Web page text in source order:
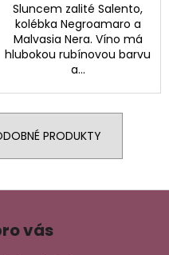
Sluncem zalité Salento,
kolébka Negroamaro a
Malvasia Nera. Víno má
hlubokou rubínovou barvu
a...
PRODUKTY
vás